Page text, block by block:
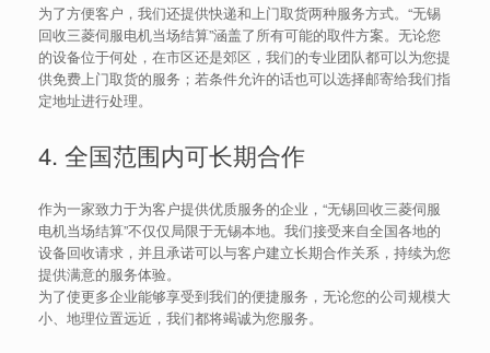
为了方便客户，我们还提供快递和上门取货两种服务方式。“无锡
回收三菱伺服电机当场结算”涵盖了所有可能的取件方案。无论您
的设备位于何处，在市区还是郊区，我们的专业团队都可以为您提
供免费上门取货的服务；若条件允许的话也可以选择邮寄给我们指
定地址进行处理。
4. 全国范围内可长期合作
作为一家致力于为客户提供优质服务的企业，“无锡回收三菱伺服
电机当场结算”不仅仅局限于无锡本地。我们接受来自全国各地的
设备回收请求，并且承诺可以与客户建立长期合作关系，持续为您
提供满意的服务体验。
为了使更多企业能够享受到我们的便捷服务，无论您的公司规模大
小、地理位置远近，我们都将竭诚为您服务。